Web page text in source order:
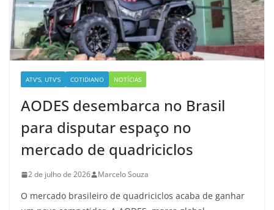
ATV'S, UTV'S COTIDIANO NOTÍCIAS
AODES desembarca no Brasil
para disputar espaço no
mercado de quadriciclos
2 de julho de 2026 Marcelo Souza
O mercado brasileiro de quadriciclos acaba de ganhar